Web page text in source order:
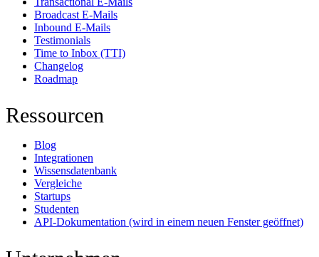
Broadcast E-Mails
Inbound E-Mails
Testimonials
Time to Inbox (TTI)
Changelog
Roadmap
Ressourcen
Blog
Integrationen
Wissensdatenbank
Vergleiche
Startups
Studenten
API-Dokumentation (wird in einem neuen Fenster geöffnet)